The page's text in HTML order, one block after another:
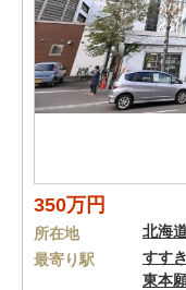
350万円
所在地 北海
最寄り駅
すす
東本